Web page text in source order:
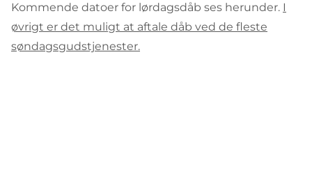
Kommende datoer for lørdagsdåb ses herunder. I
øvrigt er det muligt at aftale dåb ved de fleste
søndagsgudstjenester.